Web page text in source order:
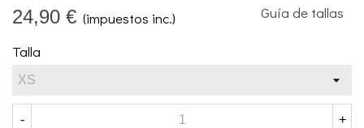
24,90 € (impuestos inc.) Guía de tallas
Talla
- +